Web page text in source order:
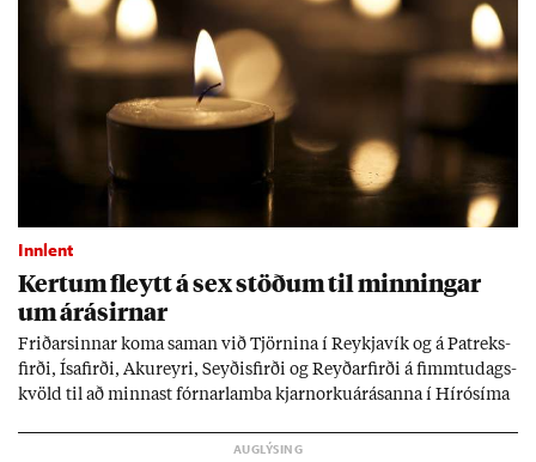
Innlent
Kert­um fleytt á sex stöð­um til minn­ing­ar
um árás­irn­ar
Frið­arsinn­ar koma sam­an við Tjörn­ina í Reykja­vík og á Pat­reks­
firði, Ísa­firði, Ak­ur­eyri, Seyð­is­firði og Reyð­ar­firði á fimmtu­dags­
kvöld til að minn­ast fórn­ar­lamba kjarn­orku­árás­anna í Hírósíma